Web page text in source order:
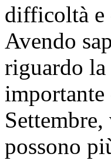
difficoltà e
Avendo
riguardo
importante
possono